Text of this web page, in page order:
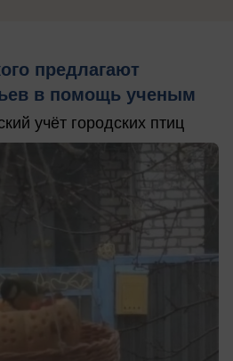
предлагают
в помощь ученым
учёт городских птиц